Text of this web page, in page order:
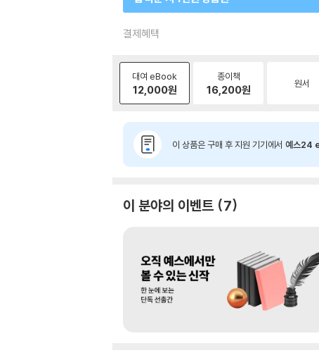
결제혜택
대여 eBook
12,000원
종이책
16,200원 원서
이 상품은 구매 후 지원 기기에서 예스24
이 분야의 이벤트 7